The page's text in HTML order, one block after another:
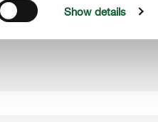
Show details